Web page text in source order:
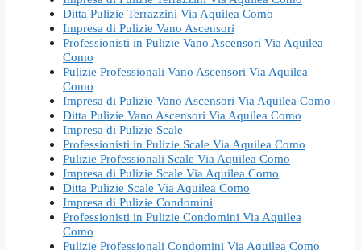
Ditta Pulizie Terrazzini Via Aquilea Como
Impresa di Pulizie Vano Ascensori
Professionisti in Pulizie Vano Ascensori Via Aquilea
Como
Pulizie Professionali Vano Ascensori Via Aquilea
Como
Impresa di Pulizie Vano Ascensori Via Aquilea Como
Ditta Pulizie Vano Ascensori Via Aquilea Como
Impresa di Pulizie Scale
Professionisti in Pulizie Scale Via Aquilea Como
Pulizie Professionali Scale Via Aquilea Como
Impresa di Pulizie Scale Via Aquilea Como
Ditta Pulizie Scale Via Aquilea Como
Impresa di Pulizie Condomini
Professionisti in Pulizie Condomini Via Aquilea
Como
Pulizie Professionali Condomini Via Aquilea Como